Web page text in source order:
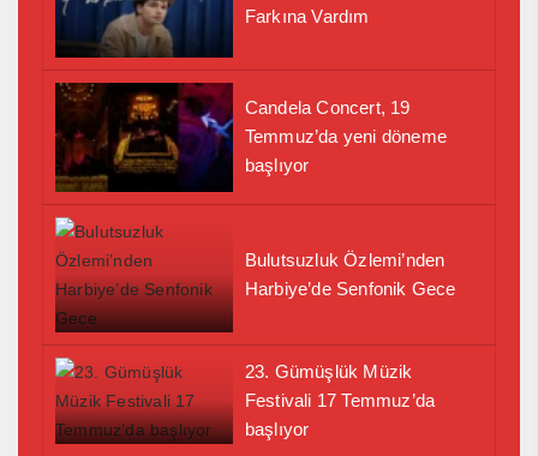
Farkına Vardım
Candela Concert, 19
Temmuz’da yeni döneme
başlıyor
Bulutsuzluk Özlemi’nden
Harbiye’de Senfonik Gece
23. Gümüşlük Müzik
Festivali 17 Temmuz’da
başlıyor